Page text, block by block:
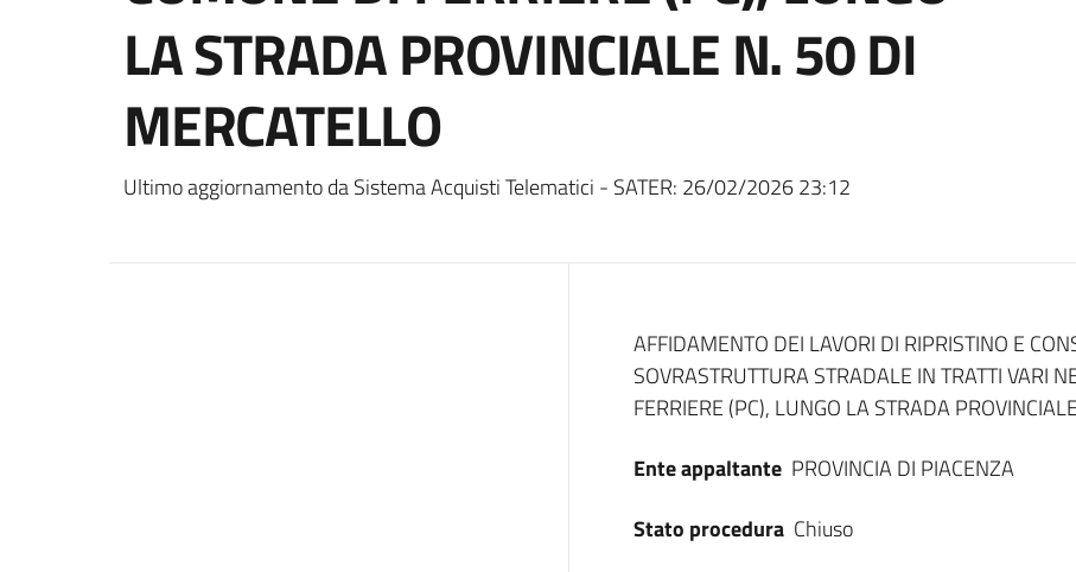
LA STRADA PROVINCIALE N. 50 DI
MERCATELLO
Ultimo aggiornamento da Sistema Acquisti Telematici - SATER: 26/02/2026 23:12
Dati del bando
AFFIDAMENTO DEI LAVORI DI RIPRISTINO E
SOVRASTRUTTURA STRADALE IN TRATTI VARI
FERRIERE (PC), LUNGO LA STRADA
Ente appaltante PROVINCIA DI PIACENZA
Stato procedura Chiuso